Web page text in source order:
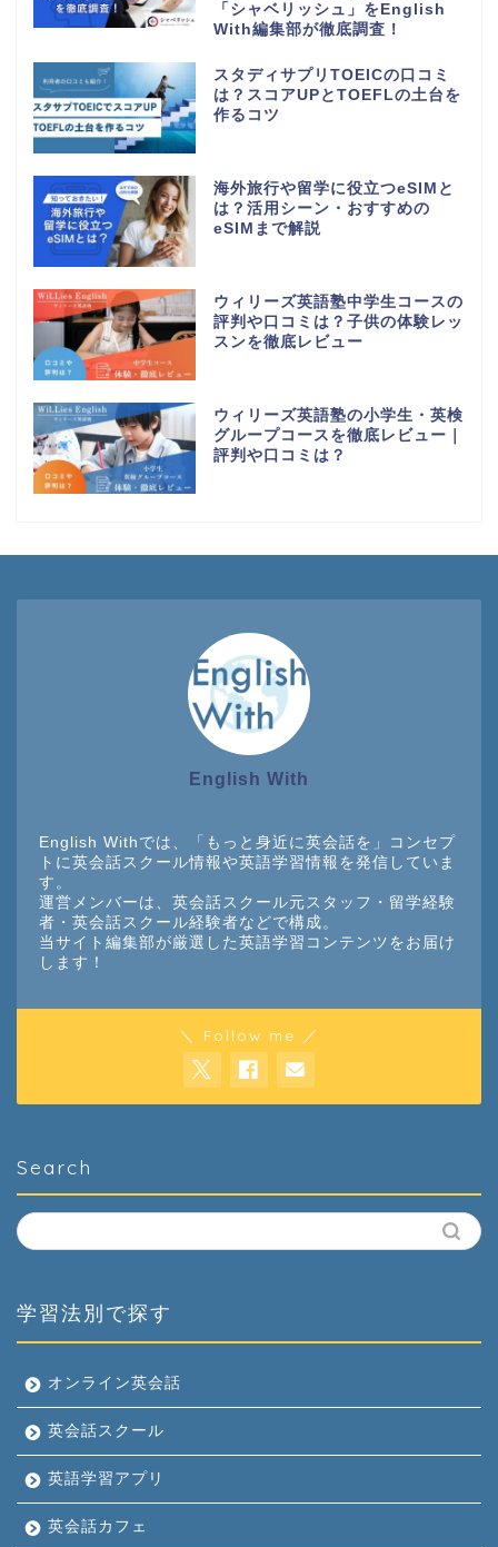
「シャベリッシュ」をEnglish
With編集部が徹底調査！
スタディサプリTOEICの口コミ
は？スコアUPとTOEFLの土台を
作るコツ
海外旅行や留学に役立つeSIMと
は？活用シーン・おすすめの
eSIMまで解説
ウィリーズ英語塾中学生コースの
評判や口コミは？子供の体験レッ
スンを徹底レビュー
ウィリーズ英語塾の小学生・英検
グループコースを徹底レビュー｜
評判や口コミは？
English With
English Withでは、「もっと身近に英会話を」コンセプ
トに英会話スクール情報や英語学習情報を発信していま
す。
運営メンバーは、英会話スクール元スタッフ・留学経験
者・英会話スクール経験者などで構成。
当サイト編集部が厳選した英語学習コンテンツをお届け
します！
＼ Follow me ／
Search
学習法別で探す
オンライン英会話
英会話スクール
英語学習アプリ
英会話カフェ